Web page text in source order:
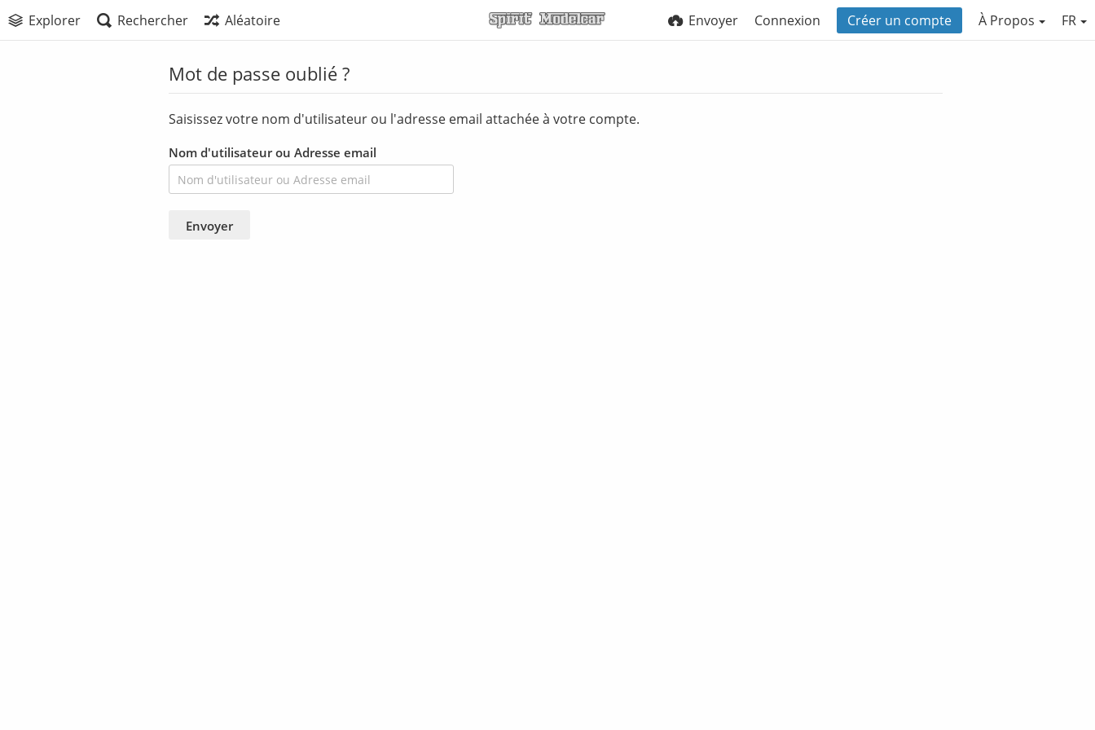
Explorer Rechercher Aléatoire Envoyer Connexion Créer un compte À Propos FR
Mot de passe oublié ?
Saisissez votre nom d'utilisateur ou l'adresse email attachée à votre compte.
Nom d'utilisateur ou Adresse email
Envoyer